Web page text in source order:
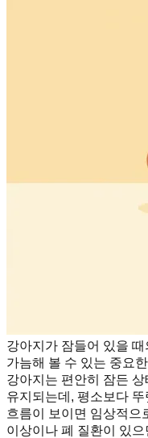
강아지가 잠들어 있을
가늠해 볼 수 있는 중요
강아지는 편안히 잠든
유지되는데, 평소보다
흐름이 보이면 임상적으
이상이나 폐 질환이 있